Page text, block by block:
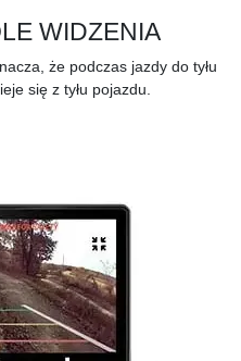
WIDZENIA
że podczas jazdy do tyłu
się z tyłu pojazdu.